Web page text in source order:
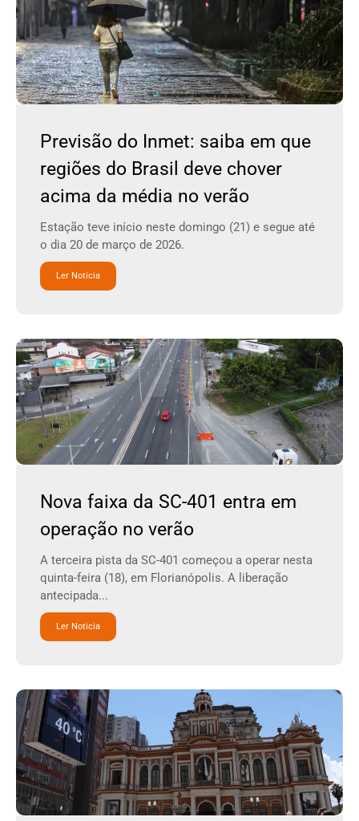
Previsão do Inmet: saiba em que
regiões do Brasil deve chover
acima da média no verão
Estação teve início neste domingo (21) e segue até
o dia 20 de março de 2026.
Ler Noticia
Nova faixa da SC-401 entra em
operação no verão
A terceira pista da SC-401 começou a operar nesta
quinta-feira (18), em Florianópolis. A liberação
antecipada...
Ler Noticia